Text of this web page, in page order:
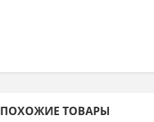
ПОХОЖИЕ ТОВАРЫ